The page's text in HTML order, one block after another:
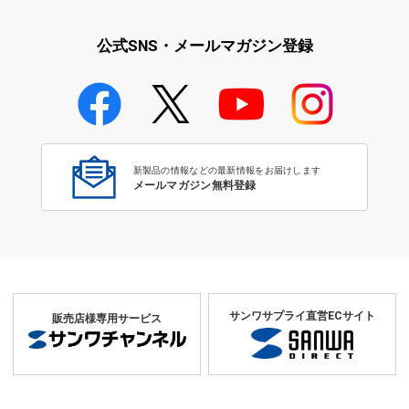
公式SNS・メールマガジン登録
新製品の情報などの最新情報をお届けします
メールマガジン無料登録
販売店様専用サービス サンワサプライ直営ECサイト